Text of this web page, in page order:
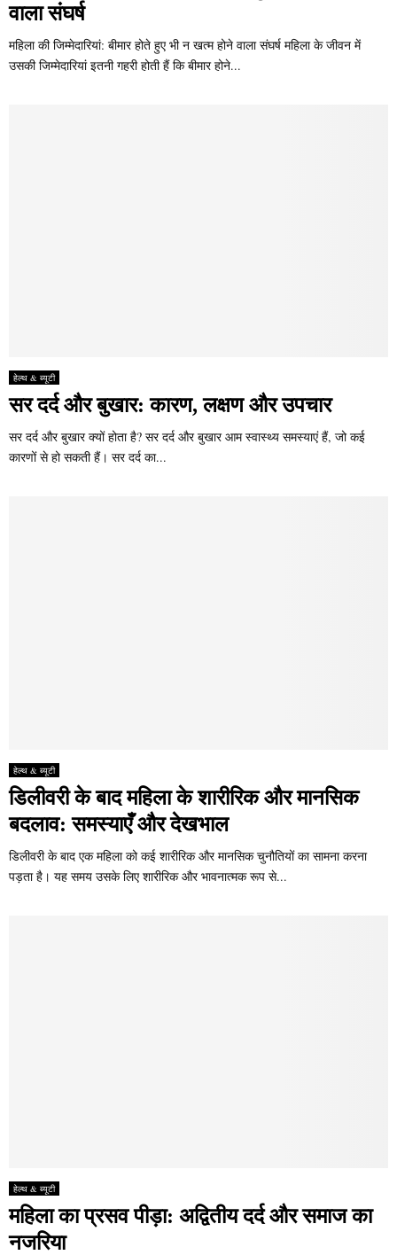
वाला संघर्ष
महिला की जिम्मेदारियां: बीमार होते हुए भी न खत्म होने वाला संघर्ष महिला के जीवन में
उसकी जिम्मेदारियां इतनी गहरी होती हैं कि बीमार होने...
हेल्थ & ब्यूटी
सर दर्द और बुखार: कारण, लक्षण और उपचार
सर दर्द और बुखार क्यों होता है? सर दर्द और बुखार आम स्वास्थ्य समस्याएं हैं, जो कई
कारणों से हो सकती हैं। सर दर्द का...
हेल्थ & ब्यूटी
डिलीवरी के बाद महिला के शारीरिक और मानसिक
बदलाव: समस्याएँ और देखभाल
डिलीवरी के बाद एक महिला को कई शारीरिक और मानसिक चुनौतियों का सामना करना
पड़ता है। यह समय उसके लिए शारीरिक और भावनात्मक रूप से...
हेल्थ & ब्यूटी
महिला का प्रसव पीड़ा: अद्वितीय दर्द और समाज का
नजरिया